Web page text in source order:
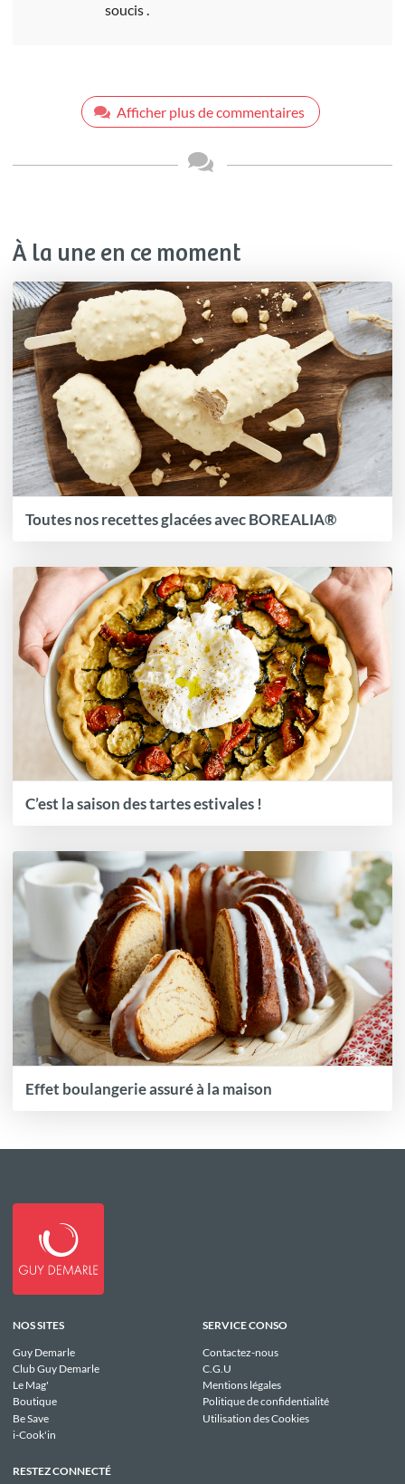
soucis .
Afficher plus de commentaires
À la une en ce moment
Toutes nos recettes glacées avec BOREALIA®
C’est la saison des tartes estivales !
Effet boulangerie assuré à la maison
NOS SITES
Guy Demarle
Club Guy Demarle
Le Mag'
Boutique
Be Save
i-Cook'in
SERVICE CONSO
Contactez-nous
C.G.U
Mentions légales
Politique de confidentialité
Utilisation des Cookies
RESTEZ CONNECTÉ